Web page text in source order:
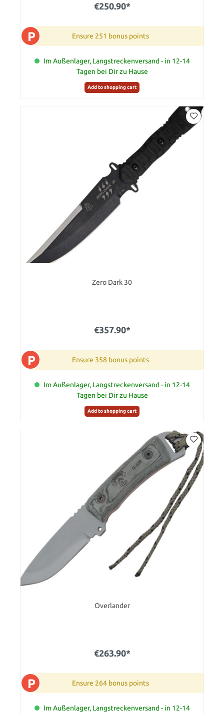
€250.90*
P Ensure 251 bonus points
Im Außenlager, Langstreckenversand - in 12-14
Tagen bei Dir zu Hause
Add to shopping cart
Zero Dark 30
€357.90*
P Ensure 358 bonus points
Im Außenlager, Langstreckenversand - in 12-14
Tagen bei Dir zu Hause
Add to shopping cart
Overlander
€263.90*
P Ensure 264 bonus points
Im Außenlager, Langstreckenversand - in 12-14